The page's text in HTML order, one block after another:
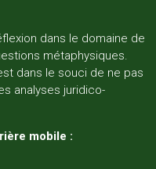
dans le domaine de
métaphysiques.
dans le souci de ne pas
analyses juridico-
mobile :